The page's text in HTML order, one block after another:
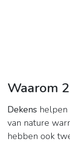
Waarom
Dekens helpen
van nature
hebben ook